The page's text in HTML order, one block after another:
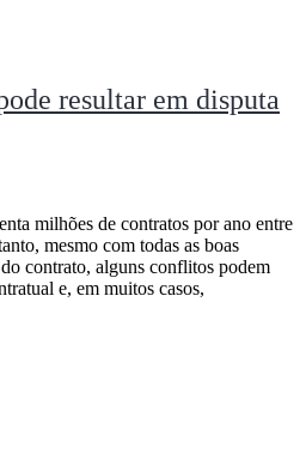
resultar em disputa
milhões de contratos por ano entre
mesmo com todas as boas
contrato, alguns conflitos podem
e, em muitos casos,